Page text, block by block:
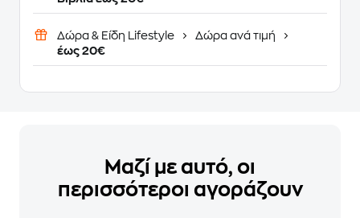
Δώρα & Είδη Lifestyle
Δώρα ανά τιμή
έως 20€
Μαζί με αυτό, οι
περισσότεροι αγοράζουν